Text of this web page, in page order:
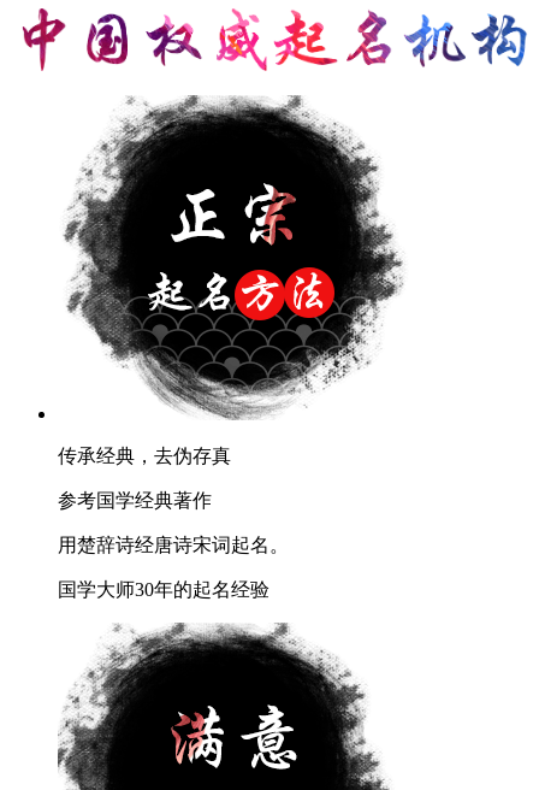
传承经典，去伪存真
参考国学经典著作
用楚辞诗经唐诗宋词起名。
国学大师30年的起名经验